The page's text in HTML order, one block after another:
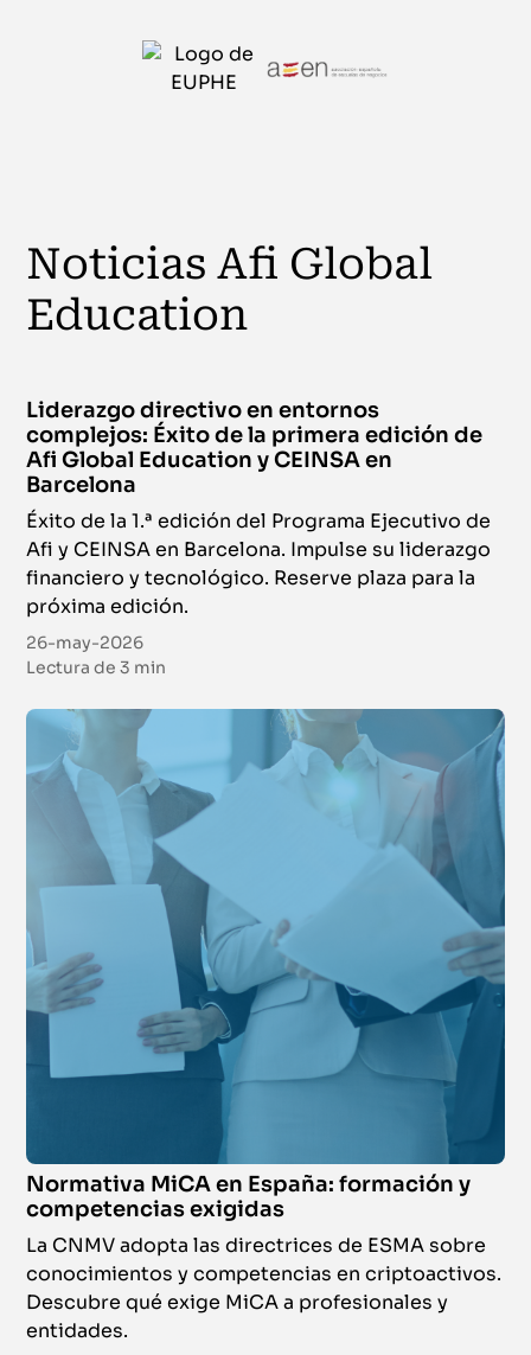
Noticias Afi Global
Education
Liderazgo directivo en entornos
complejos: Éxito de la primera edición de
Afi Global Education y CEINSA en
Barcelona
Éxito de la 1.ª edición del Programa Ejecutivo de
Afi y CEINSA en Barcelona. Impulse su liderazgo
financiero y tecnológico. Reserve plaza para la
próxima edición.
26-may-2026
Lectura de3 min
Normativa MiCA en España: formación y
competencias exigidas
La CNMV adopta las directrices de ESMA sobre
conocimientos y competencias en criptoactivos.
Descubre qué exige MiCA a profesionales y
entidades.